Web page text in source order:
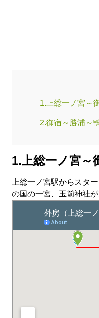
1.上総一ノ宮～
2.御宿～勝浦～鴨
1.上総一ノ宮～
上総一ノ宮駅からスタ
の国の一宮、玉前神社が